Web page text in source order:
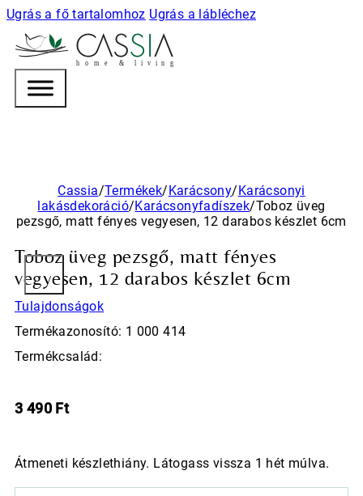
Ugrás a fő tartalomhoz Ugrás a lábléchez
h o m e & l i v i n g
Cassia/Termékek/Karácsony/Karácsonyi
lakásdekoráció/Karácsonyfadíszek/Toboz üveg
pezsgő, matt fényes vegyesen, 12 darabos készlet 6cm
Toboz üveg pezsgő, matt fényes
vegyesen, 12 darabos készlet 6cm
Tulajdonságok
Termékazonosító: 1 000 414
Termékcsalád:
3 490 Ft
Átmeneti készlethiány. Látogass vissza 1 hét múlva.